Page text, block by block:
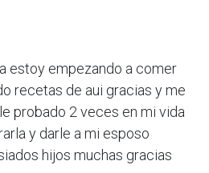
estoy empezando a comer
recetas de aui gracias y me
probado 2 veces en mi vida
y darle a mi esposo
hijos muchas gracias